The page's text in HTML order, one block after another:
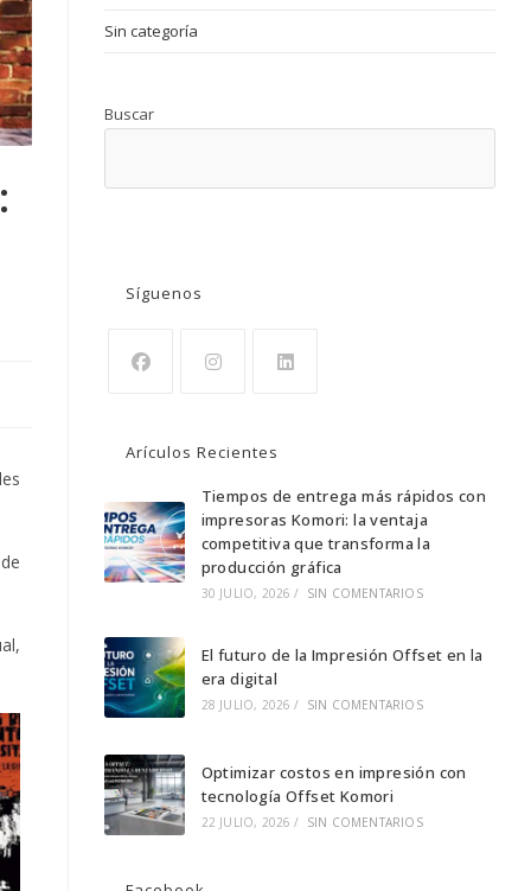
Sin categoría
Buscar
Síguenos
Arículos Recientes
Tiempos de entrega más rápidos con
impresoras Komori: la ventaja
competitiva que transforma la
producción gráfica
30 JULIO, 2026 / SIN COMENTARIOS
El futuro de la Impresión Offset en la
era digital
28 JULIO, 2026 / SIN COMENTARIOS
Optimizar costos en impresión con
tecnología Offset Komori
22 JULIO, 2026 / SIN COMENTARIOS